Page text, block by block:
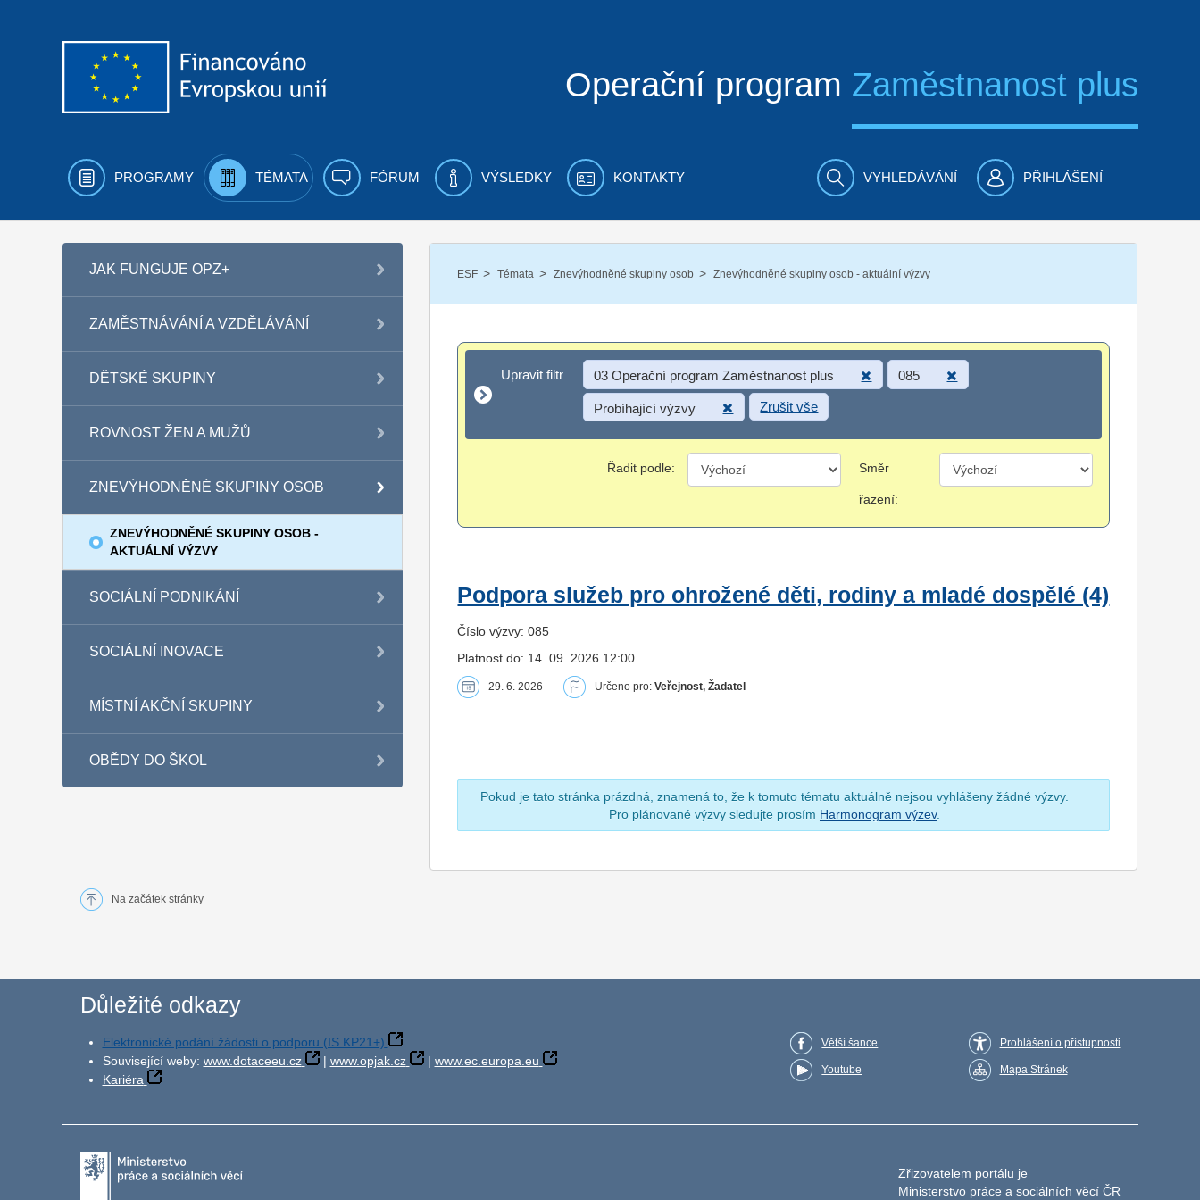
Operační program Zaměstnanost plus
PROGRAMY TÉMATA FÓRUM VÝSLEDKY KONTAKTY VYHLEDÁVÁNÍ PŘIHLÁŠENÍ
JAK FUNGUJE OPZ+
ZAMĚSTNÁVÁNÍ A VZDĚLÁVÁNÍ
DĚTSKÉ SKUPINY
ROVNOST ŽEN A MUŽŮ
ZNEVÝHODNĚNÉ SKUPINY OSOB
ZNEVÝHODNĚNÉ SKUPINY OSOB -
AKTUÁLNÍ VÝZVY
SOCIÁLNÍ PODNIKÁNÍ
SOCIÁLNÍ INOVACE
MÍSTNÍ AKČNÍ SKUPINY
OBĚDY DO ŠKOL
ESF / Témata / Znevýhodněné skupiny osob / Znevýhodněné skupiny osob - aktuální výzvy
Upravit filtr
Upravit filtr 03 Operační program Zaměstnanost plus 085
Probíhající výzvy Zrušit vše
Řadit podle: Směr
řazení:
Podpora služeb pro ohrožené děti, rodiny a mladé dospělé (4)
Číslo výzvy: 085
Platnost do: 14. 09. 2026 12:00
29. 6. 2026 Určeno pro:Veřejnost, Žadatel
Pokud je tato stránka prázdná, znamená to, že k tomuto tématu aktuálně nejsou vyhlášeny žádné výzvy.
Pro plánované výzvy sledujte prosím Harmonogram výzev.
Na začátek stránky
Důležité odkazy
Elektronické podání žádosti o podporu (IS KP21+)
Související weby: www.dotaceeu.cz | www.opjak.cz | www.ec.europa.eu
Kariéra
Větší šance
Youtube
Prohlášení o přístupnosti
Mapa Stránek
Zřizovatelem portálu je
Ministerstvo práce a sociálních věcí ČR